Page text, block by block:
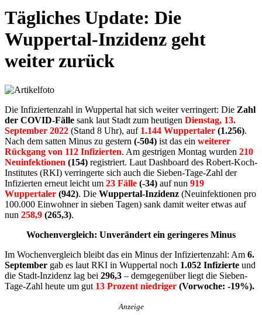
Tägliches Update: Die
Wuppertal-Inzidenz geht
weiter zurück
Die Infiziertenzahl in Wuppertal hat sich weiter verringert: Die Zahl
der COVID-Fälle sank laut Stadt zum heutigen Dienstag, 13.
September 2022 (Stand 8 Uhr), auf 1.144 Wuppertaler (1.256).
Nach dem satten Minus zu gestern (-504) ist das ein weiterer
Rückgang von 112 Infizierten. Am gestrigen Montag wurden 210
Neuinfektionen (154) registriert. Laut Dashboard des Robert-Koch-
Institutes (RKI) verringerte sich auch die Sieben-Tage-Zahl der
Infizierten erneut leicht um 23 Fälle (-34) auf nun 919
Wuppertaler (942). Die Wuppertal-Inzidenz (Neuinfektionen pro
100.000 Einwohner in sieben Tagen) sank damit weiter etwas auf
nun 258,9 (265,3).
Wochenvergleich: Unverändert ein geringeres Minus
Im Wochenvergleich bleibt das ein Minus der Infiziertenzahl: Am 6.
September gab es laut RKI in Wuppertal noch 1.052 Infizierte und
die Stadt-Inzidenz lag bei 296,3 – demgegenüber liegt die Sieben-
Tage-Zahl heute um gut 13 Prozent niedriger (Vorwoche: -19%).
Anzeige